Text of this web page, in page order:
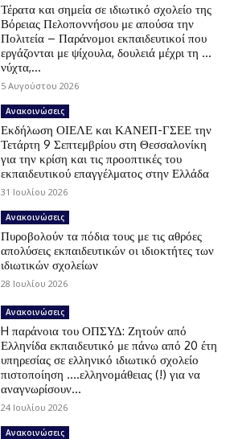
Τέρατα και σημεία σε ιδιωτικό σχολείο της
Βόρειας Πελοποννήσου με απούσα την
Πολιτεία – Παράνομοι εκπαιδευτικοί που
εργάζονται με ψίχουλα, δουλειά μέχρι τη …
νύχτα,...
5 Αυγούστου 2026
Ανακοινώσεις
Εκδήλωση ΟΙΕΛΕ και ΚΑΝΕΠ-ΓΣΕΕ την
Τετάρτη 9 Σεπτεμβρίου στη Θεσσαλονίκη
για την κρίση και τις προοπτικές του
εκπαιδευτικού επαγγέλματος στην Ελλάδα
31 Ιουλίου 2026
Ανακοινώσεις
Πυροβολούν τα πόδια τους με τις αθρόες
απολύσεις εκπαιδευτικών οι ιδιοκτήτες των
ιδιωτικών σχολείων
28 Ιουλίου 2026
Ανακοινώσεις
H παράνοια του ΟΠΣΥΔ: Ζητούν από
Ελληνίδα εκπαιδευτικό με πάνω από 20 έτη
υπηρεσίας σε ελληνικό ιδιωτικό σχολείο
πιστοποίηση ….ελληνομάθειας (!) για να
αναγνωρίσουν...
24 Ιουλίου 2026
Ανακοινώσεις